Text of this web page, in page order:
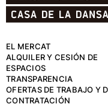
EL MERCAT
ALQUILER Y CESIÓN DE
ESPACIOS
TRANSPARENCIA
OFERTAS DE TRABAJO Y
CONTRATACIÓN